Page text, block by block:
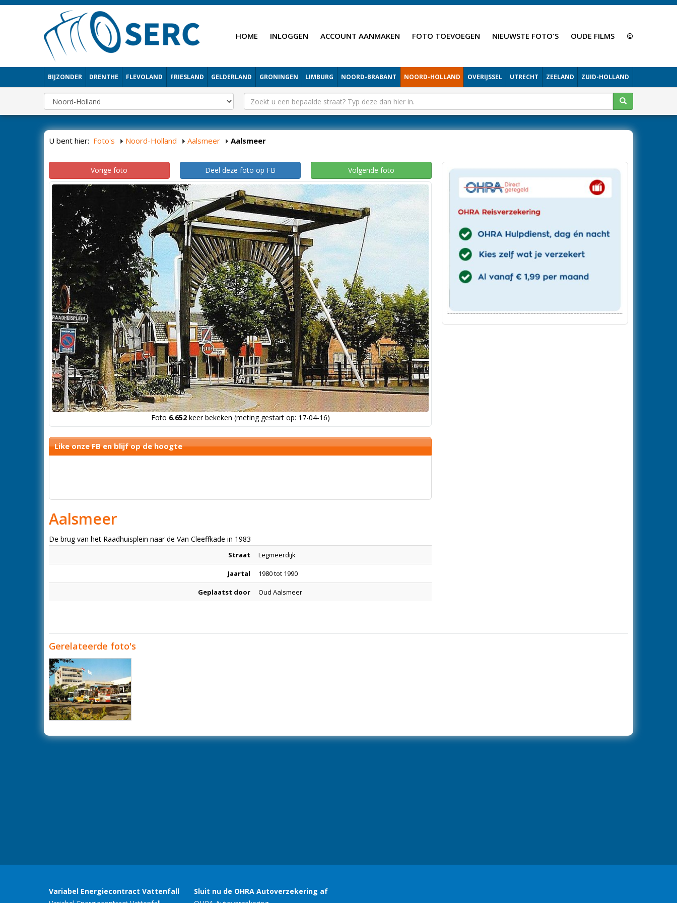
HOME INLOGGEN ACCOUNT AANMAKEN FOTO TOEVOEGEN NIEUWSTE FOTO'S OUDE FILMS ©
BIJZONDER DRENTHE FLEVOLAND FRIESLAND GELDERLAND GRONINGEN LIMBURG NOORD-BRABANT NOORD-HOLLAND OVERIJSSEL UTRECHT ZEELAND ZUID-HOLLAND
U bent hier: Foto's Noord-Holland Aalsmeer Aalsmeer
Vorige foto Deel deze foto op FB Volgende foto
Foto 6.652keer bekeken (meting gestart op: 17-04-16)
Like onze FB en blijf op de hoogte
Aalsmeer
De brug van het Raadhuisplein naar de Van Cleeffkade in 1983
Straat Legmeerdijk
Jaartal 1980 tot 1990
Geplaatst door Oud Aalsmeer
Gerelateerde foto's